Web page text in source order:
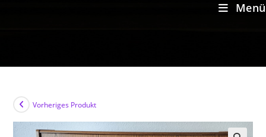
Menü
Vorheriges Produkt